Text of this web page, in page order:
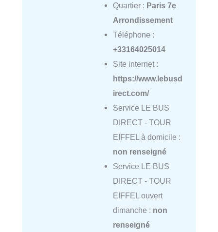
Quartier : Paris 7e
Arrondissement
Téléphone :
+33164025014
Site internet :
https://www.lebusd
irect.com/
Service LE BUS
DIRECT - TOUR
EIFFEL à domicile :
non renseigné
Service LE BUS
DIRECT - TOUR
EIFFEL ouvert
dimanche : non
renseigné